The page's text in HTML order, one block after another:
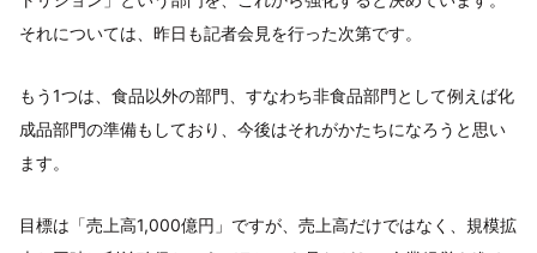
それについては、昨日も記者会見を行った次第です。
もう1つは、食品以外の部門、すなわち非食品部門として例えば化
成品部門の準備もしており、今後はそれがかたちになろうと思い
ます。
目標は「売上高1,000億円」ですが、売上高だけではなく、規模拡